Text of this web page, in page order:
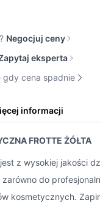
Negocjuj ceny
eksperta
gdy cena spadnie
informacji
FROTTE ŻÓŁTA
z wysokiej jakości
do
kosmetycznych.